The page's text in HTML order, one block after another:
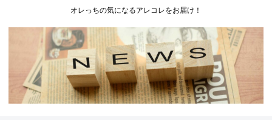
オレっちの気になるアレコレをお届け！